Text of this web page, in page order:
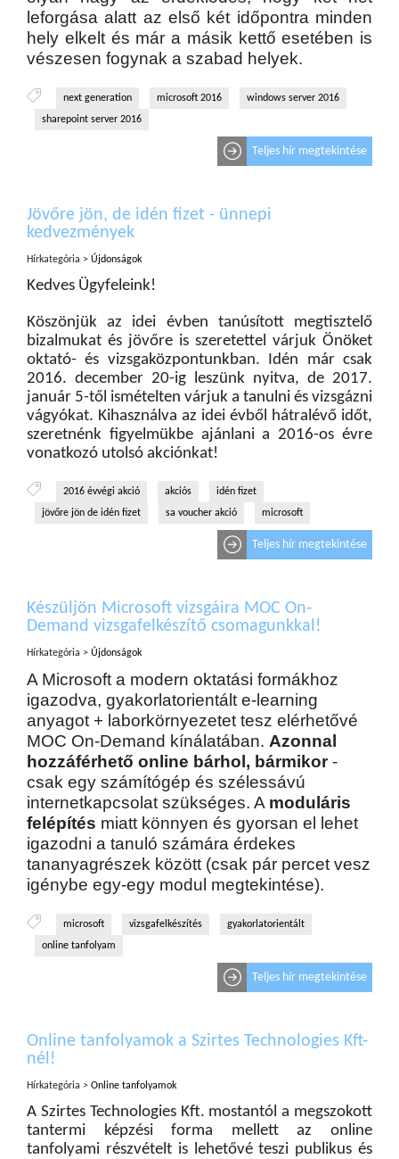
leforgása alatt az első két időpontra minden
hely elkelt és már a másik kettő esetében is
vészesen fogynak a szabad helyek.
next generation microsoft 2016
windows server 2016
sharepoint server 2016
Teljes hír megtekintése
Jövőre jön, de idén fizet - ünnepi
kedvezmények
Hírkategória > Újdonságok
Kedves Ügyfeleink!
Köszönjük az idei évben tanúsított megtisztelő
bizalmukat és jövőre is szeretettel várjuk Önöket
oktató- és vizsgaközpontunkban. Idén már csak
2016. december 20-ig leszünk nyitva, de 2017.
január 5-től ismételten várjuk a tanulni és vizsgázni
vágyókat. Kihasználva az idei évből hátralévő időt,
szeretnénk figyelmükbe ajánlani a 2016-os évre
vonatkozó utolsó akciónkat!
2016 évvégi akció akciós
idén fizet
jövőre jön de idén fizet
sa voucher akció microsoft
Teljes hír megtekintése
Készüljön Microsoft vizsgáira MOC On-
Demand vizsgafelkészítő csomagunkkal!
Hírkategória > Újdonságok
A Microsoft a modern oktatási formákhoz
igazodva, gyakorlatorientált e-learning
anyagot + laborkörnyezetet tesz elérhetővé
MOC On-Demand kínálatában. Azonnal
hozzáférhető online bárhol, bármikor-
csak egy számítógép és szélessávú
internetkapcsolat szükséges. A moduláris
felépítés miatt könnyen és gyorsan el lehet
igazodni a tanuló számára érdekes
tananyagrészek között (csak pár percet vesz
igénybe egy-egy modul megtekintése).
microsoft vizsgafelkészítés
gyakorlatorientált
online tanfolyam
Teljes hír megtekintése
Online tanfolyamok a Szirtes Technologies Kft-
nél!
Hírkategória > Online tanfolyamok
A Szirtes Technologies Kft. mostantól a megszokott
tantermi képzési forma mellett az online
tanfolyami részvételt is lehetővé teszi publikus és